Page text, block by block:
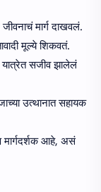
मार्ग दाखवलं.
मूल्ये शिकवतं.
सजीव झालेलं
उत्थानात सहायक
आहे, असं